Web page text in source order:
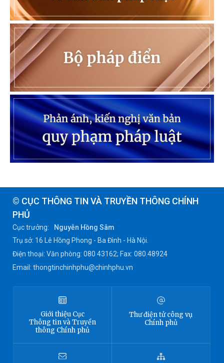
© CỤC THÔNG TIN VÀ TRUYỀN THÔNG CHÍNH
PHỦ
Cục trưởng:
Nguyễn Hồng Sâm
Trụ sở: 16 Lê Hồng Phong - Ba Đình - Hà Nội.
Điện thoại: Văn phòng: 080 43162; Fax: 080.48924
Email: thongtinchinhphu@chinhphu.vn
Giới thiệu Cục
Thông tinvà Truyền
thông Chính phủ
Thư điện tử công vụ
Chính phủ